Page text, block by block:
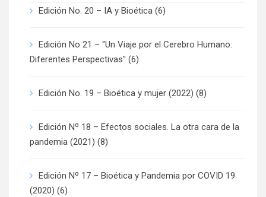
Edición No. 20 – IA y Bioética (6)
Edición No 21 – "Un Viaje por el Cerebro Humano:
Diferentes Perspectivas" (6)
Edición No. 19 – Bioética y mujer (2022) (8)
Edición Nº 18 – Efectos sociales. La otra cara de la
pandemia (2021) (8)
Edición Nº 17 – Bioética y Pandemia por COVID 19
(2020) (6)